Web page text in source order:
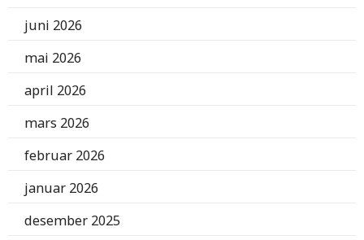
juni 2026
mai 2026
april 2026
mars 2026
februar 2026
januar 2026
desember 2025